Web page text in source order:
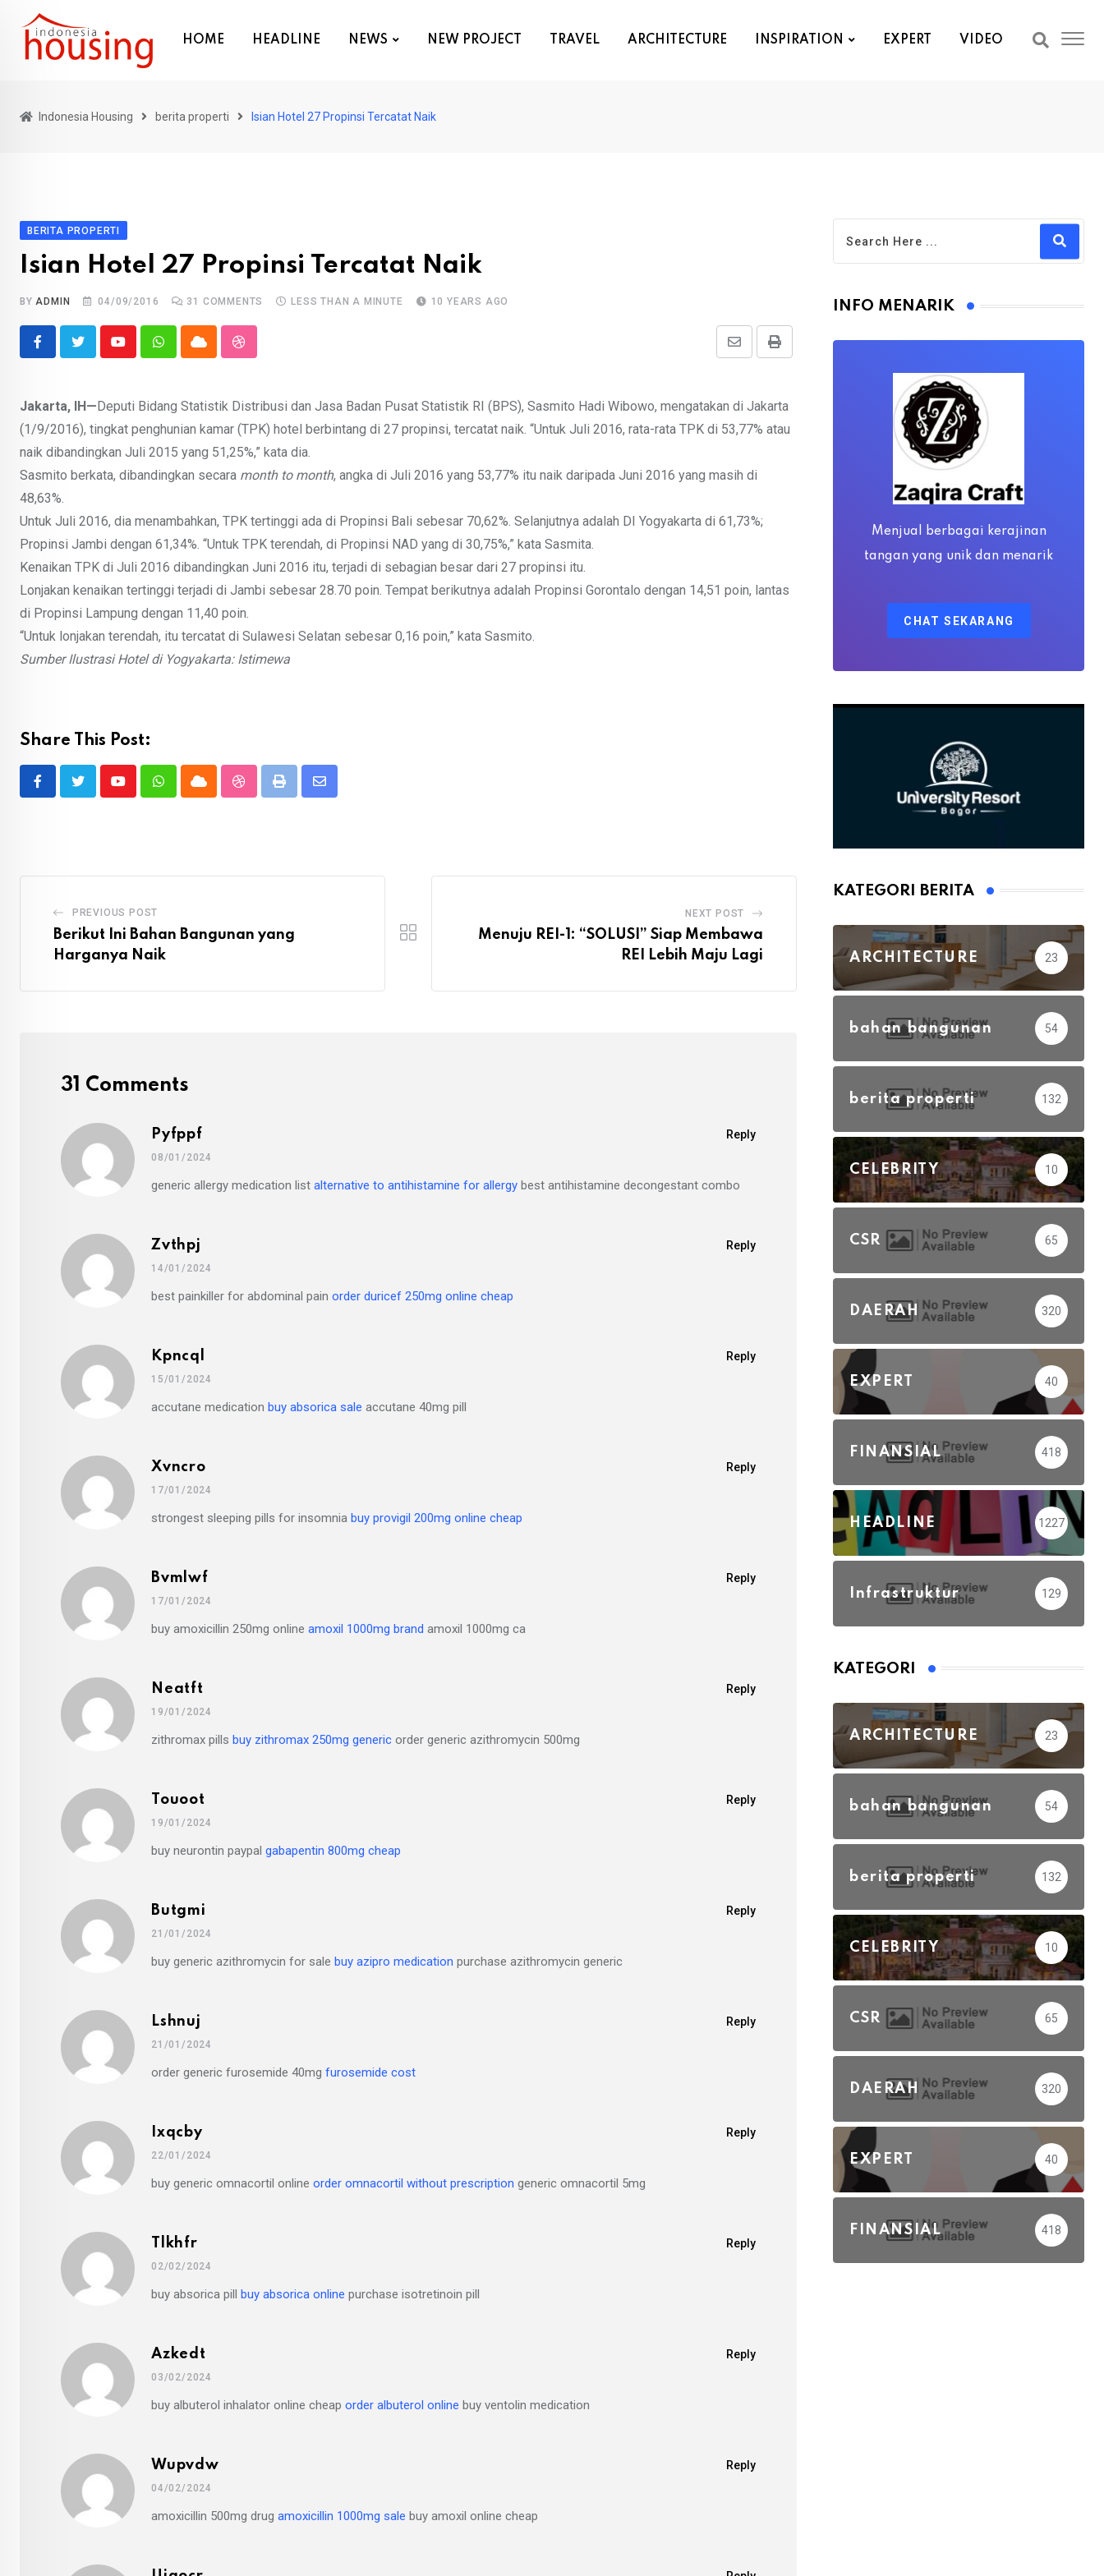
content
HOME HEADLINE NEWS NEW PROJECT TRAVEL ARCHITECTURE INSPIRATION EXPERT VIDEO
Indonesia Housing berita properti Isian Hotel 27 Propinsi Tercatat Naik
BERITA PROPERTI
Isian Hotel 27 Propinsi Tercatat Naik
BYADMIN 04/09/2016 31 COMMENTS LESS THAN A MINUTE 10 YEARS AGO
YoutubeWhatsappCloud StumbleUpon Print
Share
Email
Jakarta, IH— Deputi Bidang Statistik Distribusi dan Jasa Badan Pusat Statistik RI (BPS), Sasmito Hadi Wibowo, mengatakan di Jakarta
(1/9/2016), tingkat penghunian kamar (TPK) hotel berbintang di 27 propinsi, tercatat naik. “Untuk Juli 2016, rata-rata TPK di 53,77% atau
naik dibandingkan Juli 2015 yang 51,25%,” kata dia.
Sasmito berkata, dibandingkan secara month to month, angka di Juli 2016 yang 53,77% itu naik daripada Juni 2016 yang masih di
48,63%.
Untuk Juli 2016, dia menambahkan, TPK tertinggi ada di Propinsi Bali sebesar 70,62%. Selanjutnya adalah DI Yogyakarta di 61,73%;
Propinsi Jambi dengan 61,34%. “Untuk TPK terendah, di Propinsi NAD yang di 30,75%,” kata Sasmita.
Kenaikan TPK di Juli 2016 dibandingkan Juni 2016 itu, terjadi di sebagian besar dari 27 propinsi itu.
Lonjakan kenaikan tertinggi terjadi di Jambi sebesar 28.70 poin. Tempat berikutnya adalah Propinsi Gorontalo dengan 14,51 poin, lantas
di Propinsi Lampung dengan 11,40 poin.
“Untuk lonjakan terendah, itu tercatat di Sulawesi Selatan sebesar 0,16 poin,” kata Sasmito.
Sumber Ilustrasi Hotel di Yogyakarta: Istimewa
Share This Post:
YoutubeWhatsappCloud StumbleUpon
Print
Share
PREVIOUS POST
Berikut Ini Bahan Bangunan yang
Harganya Naik
NEXT POST
Menuju REI-1: “SOLUSI” Siap Membawa
REI Lebih Maju Lagi
31 Comments
Reply
Pyfppf
08/01/2024
generic allergy medication list alternative to antihistamine for allergy best antihistamine decongestant combo
Reply
Zvthpj
14/01/2024
best painkiller for abdominal pain order duricef 250mg online cheap
Reply
Kpncql
15/01/2024
accutane medication buy absorica sale accutane 40mg pill
Reply
Xvncro
17/01/2024
strongest sleeping pills for insomnia buy provigil 200mg online cheap
Reply
Bvmlwf
17/01/2024
buy amoxicillin 250mg online amoxil 1000mg brand amoxil 1000mg ca
Reply
Neatft
19/01/2024
zithromax pills buy zithromax 250mg generic order generic azithromycin 500mg
Reply
Touoot
19/01/2024
buy neurontin paypal gabapentin 800mg cheap
Reply
Butgmi
21/01/2024
buy generic azithromycin for sale buy azipro medication purchase azithromycin generic
Reply
Lshnuj
21/01/2024
order generic furosemide 40mg furosemide cost
Reply
Ixqcby
22/01/2024
buy generic omnacortil online order omnacortil without prescription generic omnacortil 5mg
Reply
Tlkhfr
02/02/2024
buy absorica pill buy absorica online purchase isotretinoin pill
Reply
Azkedt
03/02/2024
buy albuterol inhalator online cheap order albuterol online buy ventolin medication
Reply
Wupvdw
04/02/2024
amoxicillin 500mg drug amoxicillin 1000mg sale buy amoxil online cheap
INFO MENARIK
Menjual berbagai kerajinan
tangan yang unik dan menarik
CHAT SEKARANG
KATEGORI BERITA
ARCHITECTURE 23
bahan bangunan 54
berita properti 132
CELEBRITY 10
CSR 65
DAERAH 320
EXPERT 40
FINANSIAL 418
HEADLINE 1227
Infrastruktur 129
KATEGORI
ARCHITECTURE 23
bahan bangunan 54
berita properti 132
CELEBRITY 10
CSR 65
DAERAH 320
EXPERT 40
FINANSIAL 418